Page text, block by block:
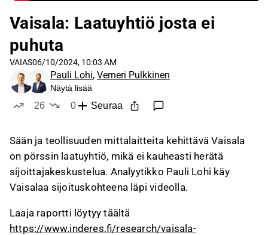
Vaisala: Laatuyhtiö josta ei
puhuta
VAIAS06/10/2024, 10:03 AM
Pauli Lohi, Verneri Pulkkinen
Näytä lisää
26
0
Seuraa
Sään ja teollisuuden mittalaitteita kehittävä Vaisala
on pörssin laatuyhtiö, mikä ei kauheasti herätä
sijoittajakeskustelua. Analyytikko Pauli Lohi käy
Vaisalaa sijoituskohteena läpi videolla.
Laaja raportti löytyy täältä
https://www.inderes.fi/research/vaisala-